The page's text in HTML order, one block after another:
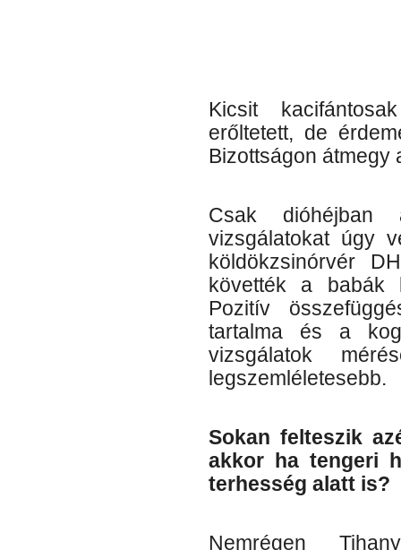
Kicsit
erőltetett, de
Bizottságon átmegy
Csak
vizsgálatokat úgy
köldökzsinórvér
követték a babák
Pozitív
tartalma és a
vizsgálatok
legszemléletesebb.
Sokan felteszik
akkor ha tengeri
terhesség alatt is?
Nemrégen